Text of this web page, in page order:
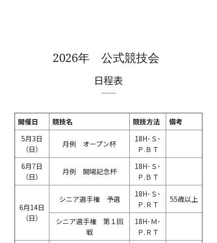
2026年 公式競技会
日程表
開催日 競技名 競技方法
備考
5月3日
（日）
月例 オープン杯
18H･Ｓ･
Ｐ.ＢＴ
6月7日
（日）
月例 開場記念杯
18H･Ｓ･
Ｐ.ＢＴ
6月14日
（日）
シニア選手権 予選
18H･Ｓ･
Ｐ.ＲＴ
55歳以上
シニア選手権 第１回
戦
18H･Ｍ･
Ｐ.ＲＴ